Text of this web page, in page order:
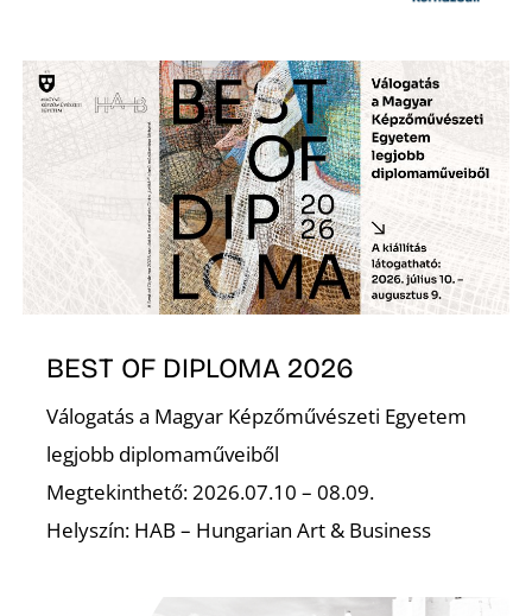
BEST OF DIPLOMA 2026
Válogatás a Magyar Képzőművészeti Egyetem
legjobb diplomaműveiből
Megtekinthető: 2026.07.10 – 08.09.
Helyszín: HAB – Hungarian Art & Business